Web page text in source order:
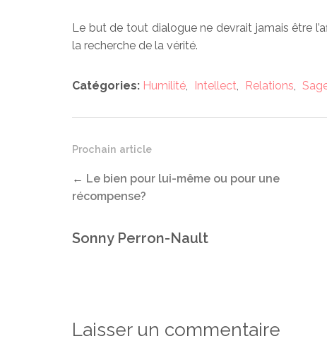
Le but de tout dialogue ne devrait jamais être
la recherche de la vérité.
Catégories: Humilité Intellect Relations
Prochain article
← Le bien pour lui-même ou pour une
récompense?
Sonny Perron-Nault
Laisser un commentaire